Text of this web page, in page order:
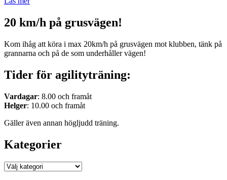
20 km/h på grusvägen!
Kom ihåg att köra i max 20km/h på grusvägen mot klubben, tänk på
grannarna och på de som underhåller vägen!
Tider för agilityträning:
Vardagar: 8.00 och framåt
Helger: 10.00 och framåt
Gäller även annan högljudd träning.
Kategorier
Kategorier